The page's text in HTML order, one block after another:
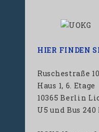
HIER FINDEN
Ruschestraße
Haus 1, 6. Etage
10365 Berlin
U5 und Bus